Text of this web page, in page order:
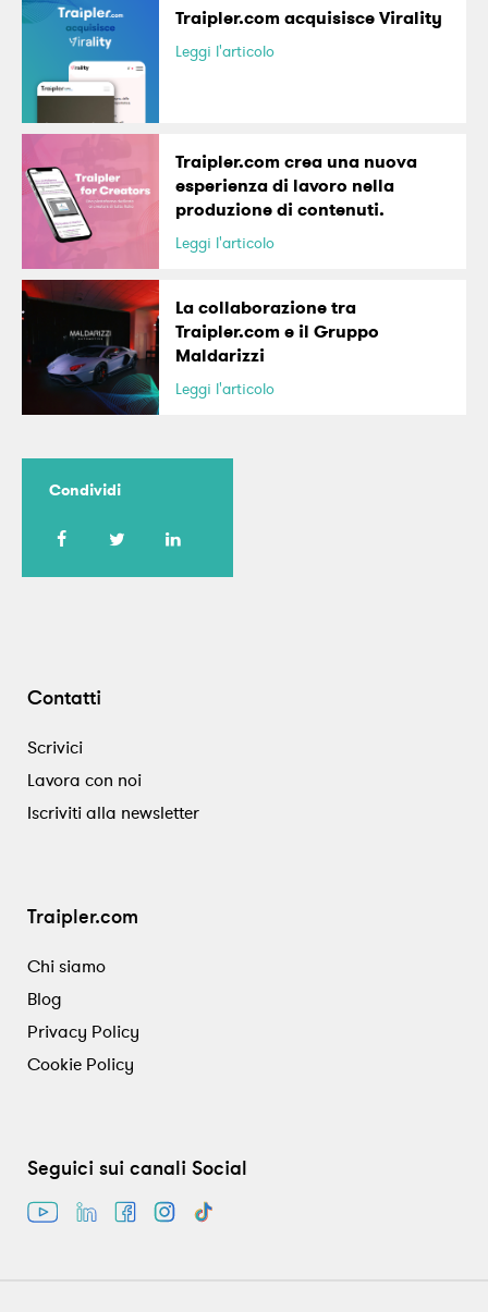
Traipler.com acquisisce Virality
Leggi l'articolo
Traipler.com crea una nuova
esperienza di lavoro nella
produzione di contenuti.
Leggi l'articolo
La collaborazione tra
Traipler.com e il Gruppo
Maldarizzi
Leggi l'articolo
Condividi
Contatti
Scrivici
Lavora con noi
Iscriviti alla newsletter
Traipler.com
Chi siamo
Blog
Privacy Policy
Cookie Policy
Seguici sui canali Social